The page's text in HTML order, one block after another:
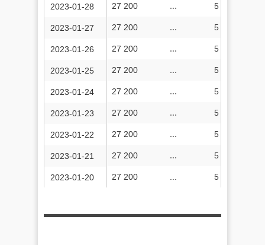
27 200 ... 5 829 414
27 200 ... 5 829 317
27 200 ... 5 829 192
27 200 ... 5 829 100
27 200 ... 5 829 017
27 200 ... 5 828 901
27 200 ... 5 828 792
27 200 ... 5 828 712
27 200 5 828 623
2023-01-28
2023-01-27
2023-01-26
2023-01-25
2023-01-24
2023-01-23
2023-01-22
2023-01-21
2023-01-20